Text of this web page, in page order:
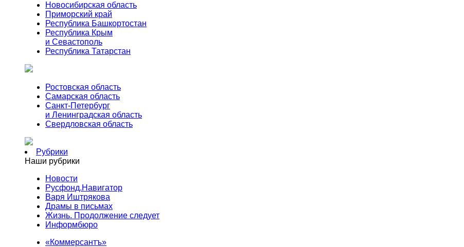
Новосибирская область
Приморский край
Республика Башкортостан
Республика Крым
и Севастополь
Республика Татарстан
Ростовская область
Самарская область
Санкт-Петербург
и Ленинградская область
Свердловская область
Рубрики
Наши рубрики
Новости
Русфонд.Навигатор
Варя Иштрякова
Драмы в письмах
Жизнь. Продолжение следует
Информбюро
«Коммерсантъ»